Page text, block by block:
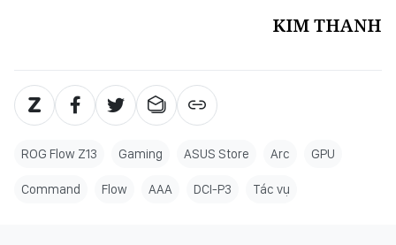
KIM THANH
ROG Flow Z13 Gaming ASUS Store Arc GPU
Command Flow AAA DCI-P3 Tác vụ